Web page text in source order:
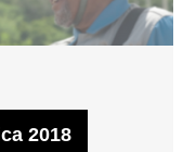
2018